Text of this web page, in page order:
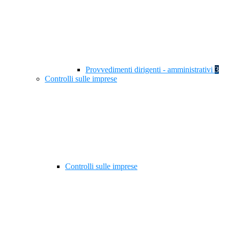
Provvedimenti dirigenti - amministrativi 3
Controlli sulle imprese
Controlli sulle imprese